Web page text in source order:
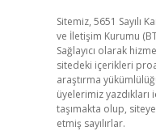
Sitemiz, 5651 Sayılı
ve İletişim Kurumu
Sağlayıcı olarak
sitedeki içerikleri
araştırma
üyelerimiz
taşımakta olup,
etmiş sayılırlar.